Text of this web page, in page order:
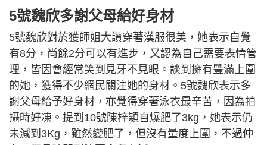
5號魏欣多謝父母給好身材
5號魏欣對於獲師姐大讚穿著漢服很美，她表示自覺
有8分，尚餘2分可以有進步，又認為自己需要表情管
理，皆因會經常笑到見牙不見眼。談到擁有豐滿上圍
的她，獲得不少網民關注她的身材。5號魏欣表示多
謝父母給予好身材，亦覺得穿著泳衣最辛苦，因為拍
攝時好凍。提到10號陳梓穎自爆肥了3kg，她表示仍
未減到3Kg，雖然變肥了，但沒有量度上圍，不過仲